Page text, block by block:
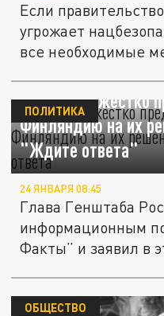
Если
угрожает
все необходимые
Герасимов жёстко
Финляндию на их
"Ждите ответа"
ПОЛИТИКА
24 ЯНВАРЯ 08:45
Глава Генштаба
информационным
Факты” и заявил в
ОБЩЕСТВО